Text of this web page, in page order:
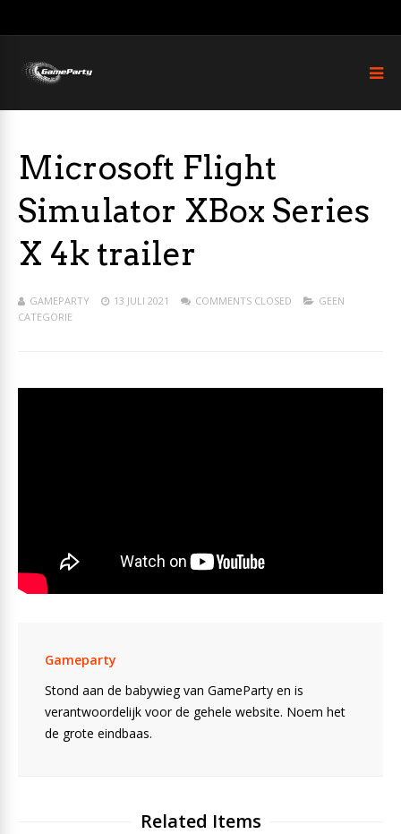
Microsoft Flight
Simulator XBox Series
X 4k trailer
GAMEPARTY 13 JULI 2021 COMMENTS CLOSED
GEEN
CATEGORIE
Gameparty
Stond aan de babywieg van GameParty en is
verantwoordelijk voor de gehele website. Noem het
de grote eindbaas.
Related Items